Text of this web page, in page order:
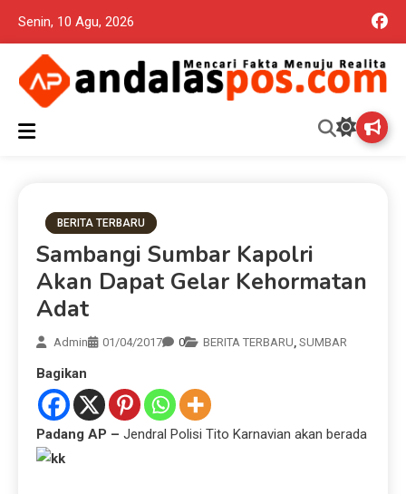
Senin, 10 Agu, 2026
Andalas Pos Situs Berita
Mencari Fakta Menuju Realita memuat ragam berita aktual dan
terpercaya seputar politik nasional, daerah dan ragam berita
BERITA TERBARU
Sambangi Sumbar Kapolri
Akan Dapat Gelar Kehormatan
Adat
Admin 01/04/2017 0 BERITA TERBARU SUMBAR
Bagikan
Padang AP – Jendral Polisi Tito Karnavian akan berada